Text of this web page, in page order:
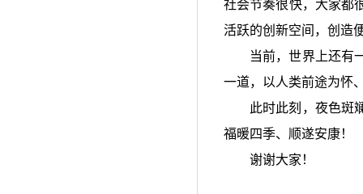
社会节奏很快，大家都
活跃的创新空间，创造
当前，世界上还有
一道，以人类前途为怀
此时此刻，夜色斑
福暖四季、顺遂安康！
谢谢大家！